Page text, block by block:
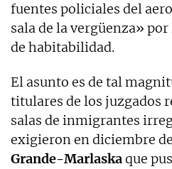
fuentes policiales del
sala de la vergüenza»
de habitabilidad.
El asunto es de tal
titulares de los juzgados
salas de inmigrantes
exigieron en diciembre
Grande-Marlaskaque